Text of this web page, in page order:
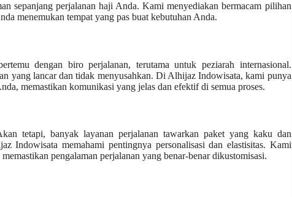
sepanjang perjalanan haji Anda. Kami menyediakan bermacam pilihan
menemukan tempat yang pas buat kebutuhan Anda.
dengan biro perjalanan, terutama untuk peziarah internasional.
yang lancar dan tidak menyusahkan. Di Alhijaz Indowisata, kami punya
memastikan komunikasi yang jelas dan efektif di semua proses.
tetapi, banyak layanan perjalanan tawarkan paket yang kaku dan
Indowisata memahami pentingnya personalisasi dan elastisitas. Kami
pengalaman perjalanan yang benar-benar dikustomisasi.